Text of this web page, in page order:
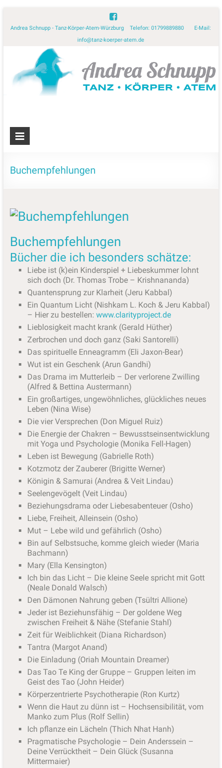
Andrea Schnupp - Tanz-Körper-Atem-Würzburg Telefon: 01799889880 E-Mail:
info@tanz-koerper-atem.de
Buchempfehlungen
Buchempfehlungen
Bücher die ich besonders schätze:
Liebe ist (k)ein Kinderspiel + Liebeskummer lohnt
sich doch (Dr. Thomas Trobe – Krishnananda)
Quantensprung zur Klarheit (Jeru Kabbal)
Ein Quantum Licht (Nishkam L. Koch & Jeru Kabbal)
– Hier zu bestellen: www.clarityproject.de
Lieblosigkeit macht krank (Gerald Hüther)
Zerbrochen und doch ganz (Saki Santorelli)
Das spirituelle Enneagramm (Eli Jaxon-Bear)
Wut ist ein Geschenk (Arun Gandhi)
Das Drama im Mutterleib – Der verlorene Zwilling
(Alfred & Bettina Austermann)
Ein großartiges, ungewöhnliches, glückliches neues
Leben (Nina Wise)
Die vier Versprechen (Don Miguel Ruiz)
Die Energie der Chakren – Bewusstseinsentwicklung
mit Yoga und Psychologie (Monika Fell-Hagen)
Leben ist Bewegung (Gabrielle Roth)
Kotzmotz der Zauberer (Brigitte Werner)
Königin & Samurai (Andrea & Veit Lindau)
Seelengevögelt (Veit Lindau)
Beziehungsdrama oder Liebesabenteuer (Osho)
Liebe, Freiheit, Alleinsein (Osho)
Mut – Lebe wild und gefährlich (Osho)
Bin auf Selbstsuche, komme gleich wieder (Maria
Bachmann)
Mary (Ella Kensington)
Ich bin das Licht – Die kleine Seele spricht mit Gott
(Neale Donald Walsch)
Den Dämonen Nahrung geben (Tsültri Allione)
Jeder ist Beziehunsfähig – Der goldene Weg
zwischen Freiheit & Nähe (Stefanie Stahl)
Zeit für Weiblichkeit (Diana Richardson)
Tantra (Margot Anand)
Die Einladung (Oriah Mountain Dreamer)
Das Tao Te King der Gruppe – Gruppen leiten im
Geist des Tao (John Heider)
Körperzentrierte Psychotherapie (Ron Kurtz)
Wenn die Haut zu dünn ist – Hochsensibilität, vom
Manko zum Plus (Rolf Sellin)
Ich pflanze ein Lächeln (Thich Nhat Hanh)
Pragmatische Psychologie – Dein Anderssein –
Deine Verrücktheit – Dein Glück (Susanna
Mittermaier)